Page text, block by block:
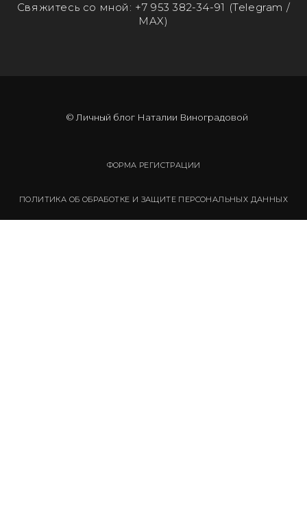
Свяжитесь со мной: +7 953 382-34-91 (Telegram /
MAX)
© Личный блог Наталии Виноградовой
ФОРМА РЕГИСТРАЦИИ
ПОЛИТИКА ОБ ОБРАБОТКЕ И ЗАЩИТЕ ПЕРСОНАЛЬНЫХ ДАННЫХ